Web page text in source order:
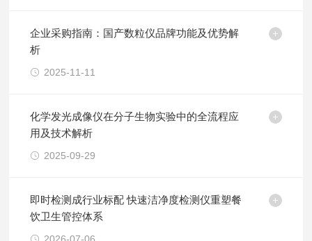
企业采购指南：国产数粒仪品牌功能及优势解
析
2025-11-11
化学发光成像仪在分子生物实验中的全流程应
用及技术解析
2025-09-29
即时检测成行业标配 快速洁净度检测仪重塑餐
饮卫生管控体系